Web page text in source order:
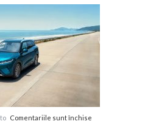
BMW
renunță
și
Comentariile sunt închise